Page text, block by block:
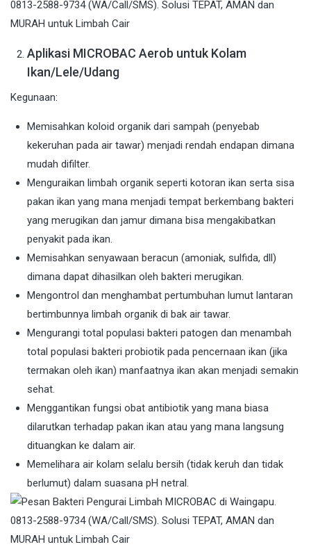
Aplikasi MICROBAC Aerob untuk Kolam
Ikan/Lele/Udang
Kegunaan:
Memisahkan koloid organik dari sampah (penyebab
kekeruhan pada air tawar) menjadi rendah endapan dimana
mudah difilter.
Menguraikan limbah organik seperti kotoran ikan serta sisa
pakan ikan yang mana menjadi tempat berkembang bakteri
yang merugikan dan jamur dimana bisa mengakibatkan
penyakit pada ikan.
Memisahkan senyawaan beracun (amoniak, sulfida, dll)
dimana dapat dihasilkan oleh bakteri merugikan.
Mengontrol dan menghambat pertumbuhan lumut lantaran
bertimbunnya limbah organik di bak air tawar.
Mengurangi total populasi bakteri patogen dan menambah
total populasi bakteri probiotik pada pencernaan ikan (jika
termakan oleh ikan) manfaatnya ikan akan menjadi semakin
sehat.
Menggantikan fungsi obat antibiotik yang mana biasa
dilarutkan terhadap pakan ikan atau yang mana langsung
dituangkan ke dalam air.
Memelihara air kolam selalu bersih (tidak keruh dan tidak
berlumut) dalam suasana pH netral.